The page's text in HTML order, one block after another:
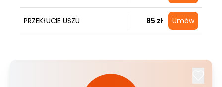
PRZEKŁUCIE USZU 85 zł Umów